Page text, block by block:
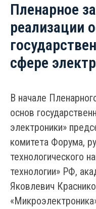
Пленарное
реализации
сфере
В начале
основ
электроники»
комитета Форума,
технологического
технологии» РФ,
Яковлевич